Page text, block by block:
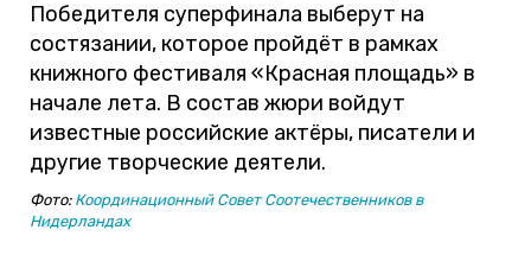
Победителя суперфинала выберут на
состязании, которое пройдёт в рамках
книжного фестиваля «Красная площадь» в
начале лета. В состав жюри войдут
известные российские актёры, писатели и
другие творческие деятели.
Фото: Координационный Совет Соотечественников в
Нидерландах